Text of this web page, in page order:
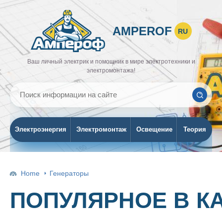
AMPEROF RU
Ваш личный электрик и помощник в мире электротехники и
электромонтажа!
Электроэнергия Электромонтаж Освещение Теория
Home Генераторы
ПОПУЛЯРНОЕ В